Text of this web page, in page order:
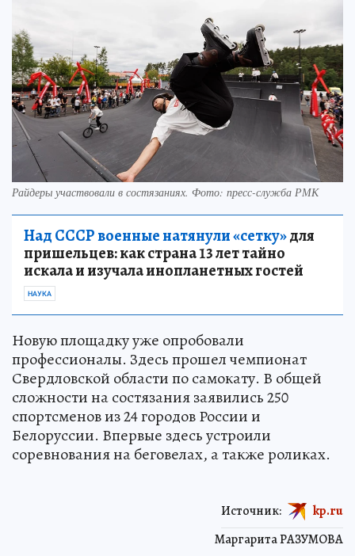
Райдеры участвовали в состязаниях. Фото: пресс-служба РМК
Над СССР военные натянули «сетку»для
пришельцев: как страна 13 лет тайно
искала и изучала инопланетных гостей
НАУКА
Новую площадку уже опробовали
профессионалы. Здесь прошел чемпионат
Свердловской области по самокату. В общей
сложности на состязания заявились 250
спортсменов из 24 городов России и
Белоруссии. Впервые здесь устроили
соревнования на беговелах, а также роликах.
Маргарита РАЗУМОВА
Источник: kp.ru